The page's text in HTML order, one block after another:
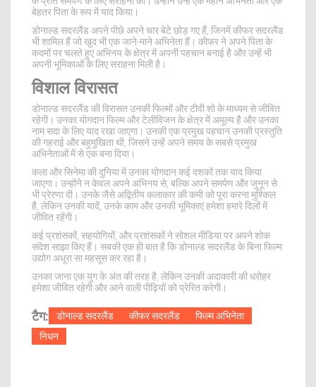
बेहतर पिता के रूप में याद किया।
डोनाल्ड सदरलैंड अपने पीछे अपने चार बेटे छोड़ गए हैं, जिनमें कीफर सदरलैंड
भी शामिल हैं जो खुद भी एक जाने-माने अभिनेता हैं। कीफर ने अपने पिता के
कदमों पर चलते हुए अभिनय के क्षेत्र में अपनी पहचान बनाई है और उन्हें भी
अपनी भूमिकाओं के लिए सराहना मिली है।
विशाल विरासत
डोनाल्ड सदरलैंड की विरासत उनकी फिल्मों और टीवी शो के माध्यम से जीवित
रहेगी। उनका योगदान फिल्म और टेलीविजन के क्षेत्र में अमूल्य है और उनका
नाम सदा के लिए याद रखा जाएगा। उनकी एक प्रमुख पहचान उनकी प्रस्तुति
की गहराई और बहुमुखिता थी, जिसने उन्हें अपने समय के सबसे प्रमुख
अभिनेताओं में से एक बना दिया।
कला और सिनेमा की दुनिया में उनका योगदान कई दशकों तक याद किया
जाएगा। उन्होंने न केवल अपने अभिनय से, बल्कि अपने समर्पण और जुनून से
भी प्रेरणा दी। उनके जैसे अद्वितीय कलाकार की कमी को पूरा करना मुश्किल
है, लेकिन उनकी यादें, उनके काम और उनकी भूमिकाएं हमेशा हमारे दिलों में
जीवित रहेंगी।
कई प्रशंसकों, सहयोगियों, और प्रशंसकों ने सोशल मीडिया पर अपने शोक
संदेश साझा किए हैं। सबकी एक ही बात है कि डोनाल्ड सदरलैंड के बिना फिल्म
उद्योग अधूरा सा महसूस कर रहा है।
उनका जाना एक युग के अंत की तरह है, लेकिन उनकी अदाकारी की धरोहर
हमेशा जीवित रहेगी और आने वाली पीढ़ियों को प्रेरित करेगी।
टैग: डोनाल्ड सदरलैंड कीफर सदरलैंड
फिल्म अभिनेता
निधन